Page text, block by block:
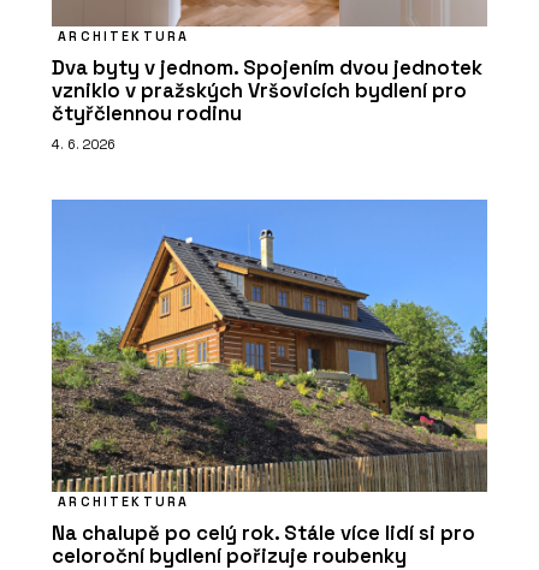
ARCHITEKTURA
Dva byty v jednom. Spojením dvou jednotek
vzniklo v pražských Vršovicích bydlení pro
čtyřčlennou rodinu
4. 6. 2026
ARCHITEKTURA
Na chalupě po celý rok. Stále více lidí si pro
celoroční bydlení pořizuje roubenky